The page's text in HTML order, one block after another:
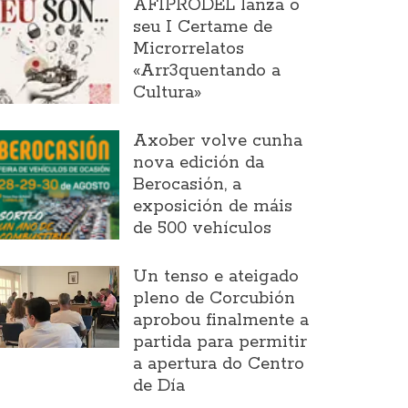
AFIPRODEL lanza o
seu I Certame de
Microrrelatos
«Arr3quentando a
Cultura»
Axober volve cunha
nova edición da
Berocasión, a
exposición de máis
de 500 vehículos
Un tenso e ateigado
pleno de Corcubión
aprobou finalmente a
partida para permitir
a apertura do Centro
de Día